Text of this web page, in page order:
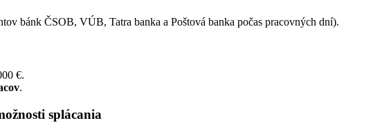
bánk ČSOB, VÚB, Tatra banka a Poštová banka počas pracovných dní).
€.
.
splácania